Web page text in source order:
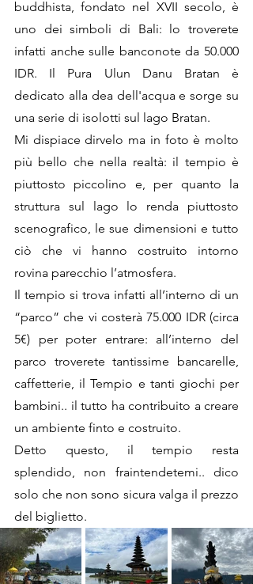
buddhista, fondato nel XVII secolo, è
uno dei simboli di Bali: lo troverete
infatti anche sulle banconote da 50.000
IDR. Il Pura Ulun Danu Bratan è
dedicato alla dea dell'acqua e sorge su
una serie di isolotti sul lago Bratan.
Mi dispiace dirvelo ma in foto è molto
più bello che nella realtà: il tempio è
piuttosto piccolino e, per quanto la
struttura sul lago lo renda piuttosto
scenografico, le sue dimensioni e tutto
ciò che vi hanno costruito intorno
rovina parecchio l’atmosfera.
Il tempio si trova infatti all’interno di un
“parco” che vi costerà 75.000 IDR (circa
5€) per poter entrare: all’interno del
parco troverete tantissime bancarelle,
caffetterie, il Tempio e tanti giochi per
bambini.. il tutto ha contribuito a creare
un ambiente finto e costruito.
Detto questo, il tempio resta
splendido, non fraintendetemi.. dico
solo che non sono sicura valga il prezzo
del biglietto.